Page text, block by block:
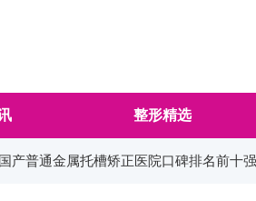
整形精选
产普通金属托槽矫正医院口碑排名前十